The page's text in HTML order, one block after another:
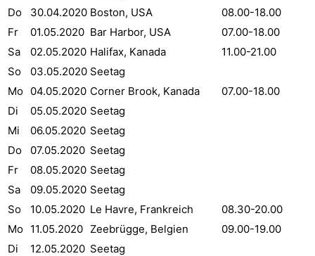
Do
30.04.2020 Boston, USA
08.00-18.00
Fr
01.05.2020 Bar Harbor, USA
07.00-18.00
Sa
02.05.2020 Halifax, Kanada
11.00-21.00
So
03.05.2020 Seetag
Mo 04.05.2020 Corner Brook, Kanada
07.00-18.00
Di
05.05.2020 Seetag
Mi
06.05.2020 Seetag
Do
07.05.2020 Seetag
Fr
08.05.2020 Seetag
Sa
09.05.2020 Seetag
So
10.05.2020 Le Havre, Frankreich
08.30-20.00
Mo 11.05.2020 Zeebrügge, Belgien
09.00-19.00
Di
12.05.2020 Seetag